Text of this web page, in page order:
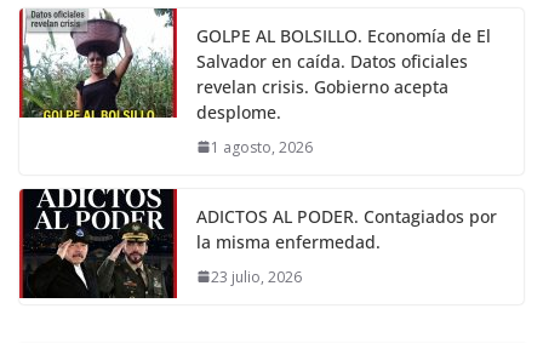
GOLPE AL BOLSILLO. Economía de El
Salvador en caída. Datos oficiales
revelan crisis. Gobierno acepta
desplome.
1 agosto, 2026
ADICTOS AL PODER. Contagiados por
la misma enfermedad.
23 julio, 2026